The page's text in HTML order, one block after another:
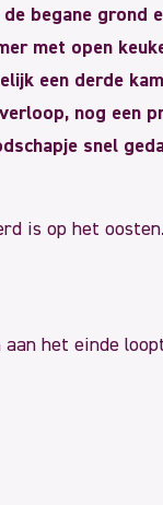
begane grond
met open
een derde
nog een
snel
is op het
het einde